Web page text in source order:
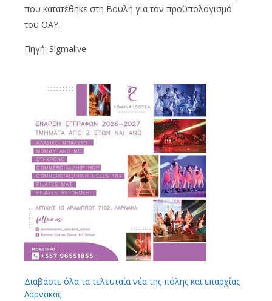
που κατατέθηκε στη Βουλή για τον προϋπολογισμό
του ΟΑΥ.
Πηγή: Sigmalive
Διαβάστε όλα τα τελευταία νέα της πόλης και επαρχίας
Λάρνακας